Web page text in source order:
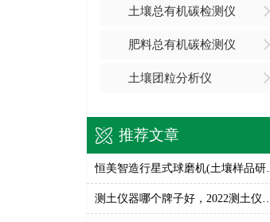
土壤总有机碳检测仪
肥料总有机碳检测仪
土壤团粒分析仪
推荐文章
恒美智造行星式球磨机(土壤样